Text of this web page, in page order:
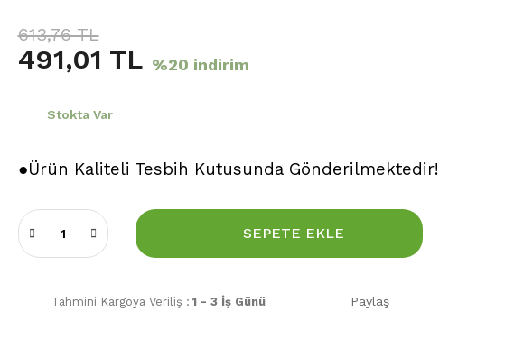
613,76 TL
491,01 TL %20 indirim
Stokta Var
●Ürün Kaliteli Tesbih Kutusunda Gönderilmektedir!
SEPETE EKLE
Tahmini Kargoya Veriliş : 1 - 3 İş Günü Paylaş